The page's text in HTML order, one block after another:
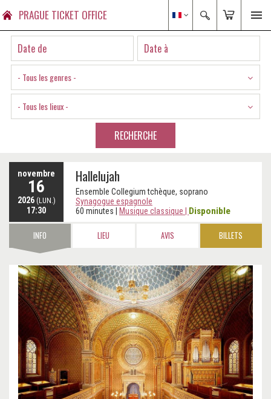
PRAGUE TICKET OFFICE
- Tous les genres -
- Tous les lieux -
RECHERCHE
novembre
16
2026 (LUN.)
17:30
Hallelujah
Ensemble Collegium tchèque, soprano
Synagogue espagnole
60 minutes
Musique classique Disponible
INFO LIEU AVIS BILLETS